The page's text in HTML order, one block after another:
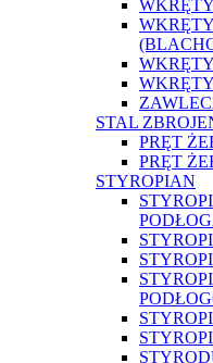
STAL
PRĘT
PRĘT
STYROPIAN